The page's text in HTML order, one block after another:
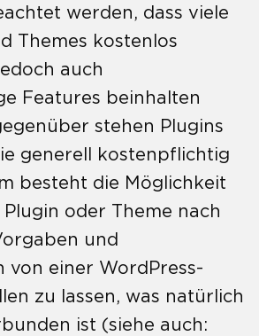
werden, dass viele
Themes kostenlos
auch
Features beinhalten
stehen Plugins
generell kostenpflichtig
besteht die Möglichkeit
oder Theme nach
und
von einer WordPress-
zu lassen, was natürlich
ist (siehe auch: